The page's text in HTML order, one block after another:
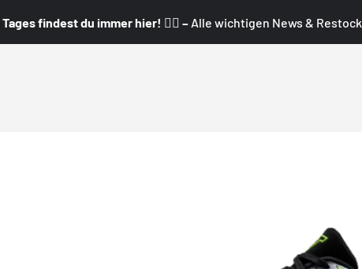
findest du immer hier! 👇🏼 – Alle wichtigen News &